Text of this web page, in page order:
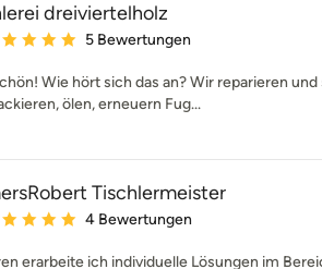
dreiviertelholz
Bewertung: 5 von 5 Sternen
5 Bewertungen
Wie hört sich das an? Wir reparieren und
ölen, erneuern Fug...
Tischlermeister
Bewertung: 5 von 5 Sternen
4 Bewertungen
erarbeite ich individuelle Lösungen im